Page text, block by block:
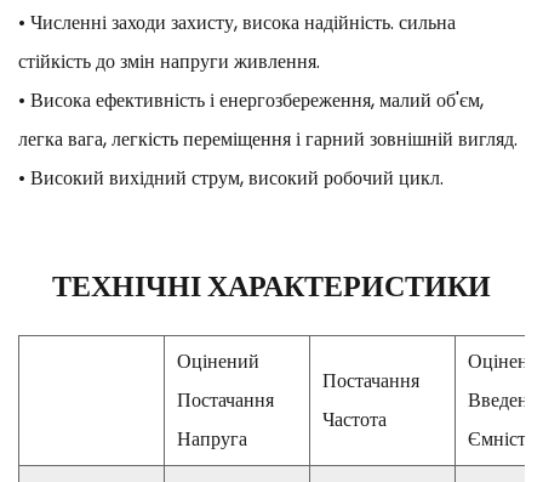
• Численні заходи захисту, висока надійність. сильна
стійкість до змін напруги живлення.
• Висока ефективність і енергозбереження, малий об'єм,
легка вага, легкість переміщення і гарний зовнішній вигляд.
• Високий вихідний струм, високий робочий цикл.
ТЕХНІЧНІ ХАРАКТЕРИСТИКИ
Оцінений
Постачання
Напруга
Постачання
Частота
Ємність